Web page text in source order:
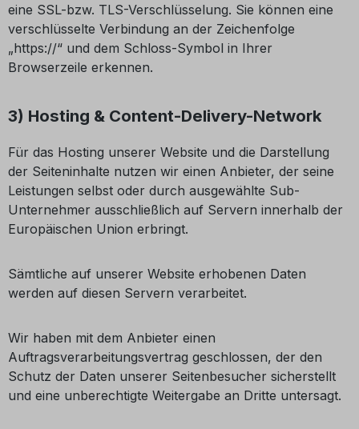
eine SSL-bzw. TLS-Verschlüsselung. Sie können eine
verschlüsselte Verbindung an der Zeichenfolge
„https://“ und dem Schloss-Symbol in Ihrer
Browserzeile erkennen.
3) Hosting & Content-Delivery-Network
Für das Hosting unserer Website und die Darstellung
der Seiteninhalte nutzen wir einen Anbieter, der seine
Leistungen selbst oder durch ausgewählte Sub-
Unternehmer ausschließlich auf Servern innerhalb der
Europäischen Union erbringt.
Sämtliche auf unserer Website erhobenen Daten
werden auf diesen Servern verarbeitet.
Wir haben mit dem Anbieter einen
Auftragsverarbeitungsvertrag geschlossen, der den
Schutz der Daten unserer Seitenbesucher sicherstellt
und eine unberechtigte Weitergabe an Dritte untersagt.